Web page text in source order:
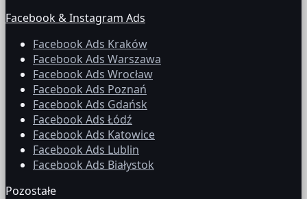
Facebook & Instagram Ads
Facebook Ads Kraków
Facebook Ads Warszawa
Facebook Ads Wrocław
Facebook Ads Poznań
Facebook Ads Gdańsk
Facebook Ads Łódź
Facebook Ads Katowice
Facebook Ads Lublin
Facebook Ads Białystok
Pozostałe